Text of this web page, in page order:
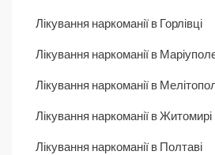
Лікування наркоманії в Горлівці
Лікування наркоманії в
Лікування наркоманії в
Лікування наркоманії в Житомирі
Лікування наркоманії в Полтаві